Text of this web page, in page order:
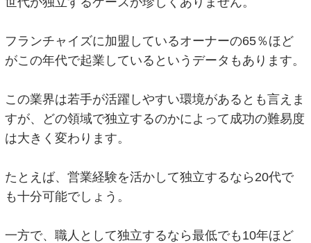
フランチャイズに加盟しているオーナーの65％ほど
がこの年代で起業しているというデータもあります。
この業界は若手が活躍しやすい環境があるとも言えま
すが、どの領域で独立するのかによって成功の難易度
は大きく変わります。
たとえば、営業経験を活かして独立するなら20代で
も十分可能でしょう。
一方で、職人として独立するなら最低でも10年ほど